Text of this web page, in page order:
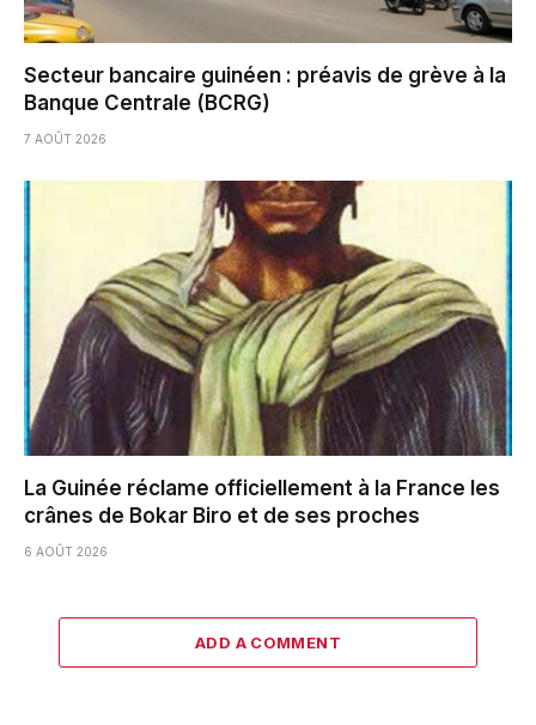
Secteur bancaire guinéen : préavis de grève à la
Banque Centrale (BCRG)
7 AOÛT 2026
La Guinée réclame officiellement à la France les
crânes de Bokar Biro et de ses proches
6 AOÛT 2026
ADD A COMMENT